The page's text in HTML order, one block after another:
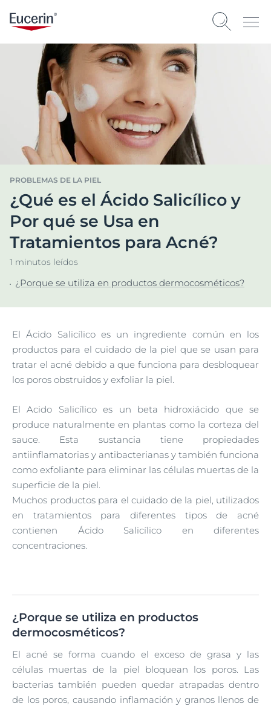
PROBLEMAS DE LA PIEL
¿Qué es el Ácido Salicílico y
Por qué se Usa en
Tratamientos para Acné?
1 minutos leídos
¿Porque se utiliza en productos dermocosméticos?
El Ácido Salicílico es un ingrediente común en los
productos para el cuidado de la piel que se usan para
tratar el acné debido a que funciona para desbloquear
los poros obstruidos y exfoliar la piel.
El Acido Salicílico es un beta hidroxiácido que se
produce naturalmente en plantas como la corteza del
sauce. Esta sustancia tiene propiedades
antiinflamatorias y antibacterianas y también funciona
como exfoliante para eliminar las células muertas de la
superficie de la piel.
Muchos productos para el cuidado de la piel, utilizados
en tratamientos para diferentes tipos de acné
contienen Ácido Salicílico en diferentes
concentraciones.
¿Porque se utiliza en productos
dermocosméticos?
El acné se forma cuando el exceso de grasa y las
células muertas de la piel bloquean los poros. Las
bacterias también pueden quedar atrapadas dentro
de los poros, causando inflamación y granos llenos de